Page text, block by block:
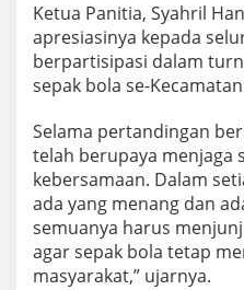
Ketua Panitia, Syahril
apresiasinya kepada
berpartisipasi dalam
sepak bola se-
Selama pertandingan
telah berupaya menjaga
kebersamaan. Dalam
ada yang menang dan
semuanya harus
agar sepak bola tetap
masyarakat,” ujarnya.